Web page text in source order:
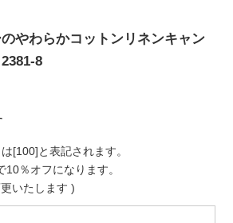
やわらかコットンリネンキャン
8
[100]と表記されます。
％オフになります。
いたします )